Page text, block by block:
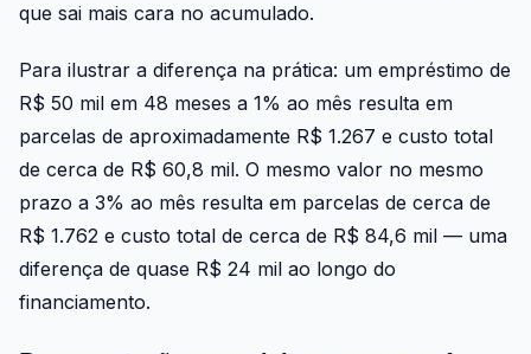
que sai mais cara no acumulado.
Para ilustrar a diferença na prática: um empréstimo de
R$ 50 mil em 48 meses a 1% ao mês resulta em
parcelas de aproximadamente R$ 1.267 e custo total
de cerca de R$ 60,8 mil. O mesmo valor no mesmo
prazo a 3% ao mês resulta em parcelas de cerca de
R$ 1.762 e custo total de cerca de R$ 84,6 mil — uma
diferença de quase R$ 24 mil ao longo do
financiamento.